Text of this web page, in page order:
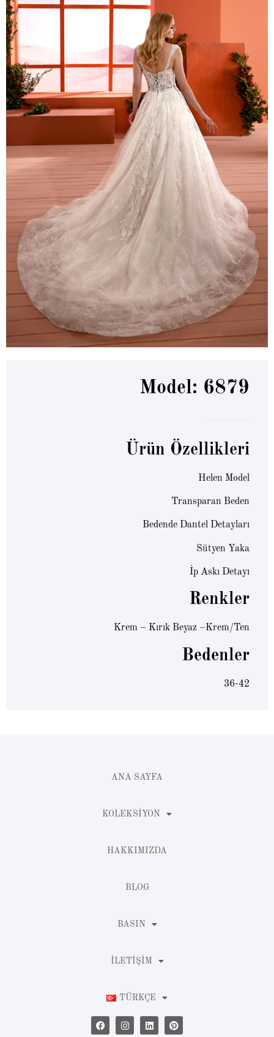
Model: 6879
Ürün Özellikleri
Helen Model
Transparan Beden
Bedende Dantel Detayları
Sütyen Yaka
İp Askı Detayı
Renkler
Krem – Kırık Beyaz –Krem/Ten
Bedenler
36-42
ANA SAYFA
KOLEKSIYON
HAKKIMIZDA
BLOG
BASIN
İLETIŞIM
TÜRKÇE